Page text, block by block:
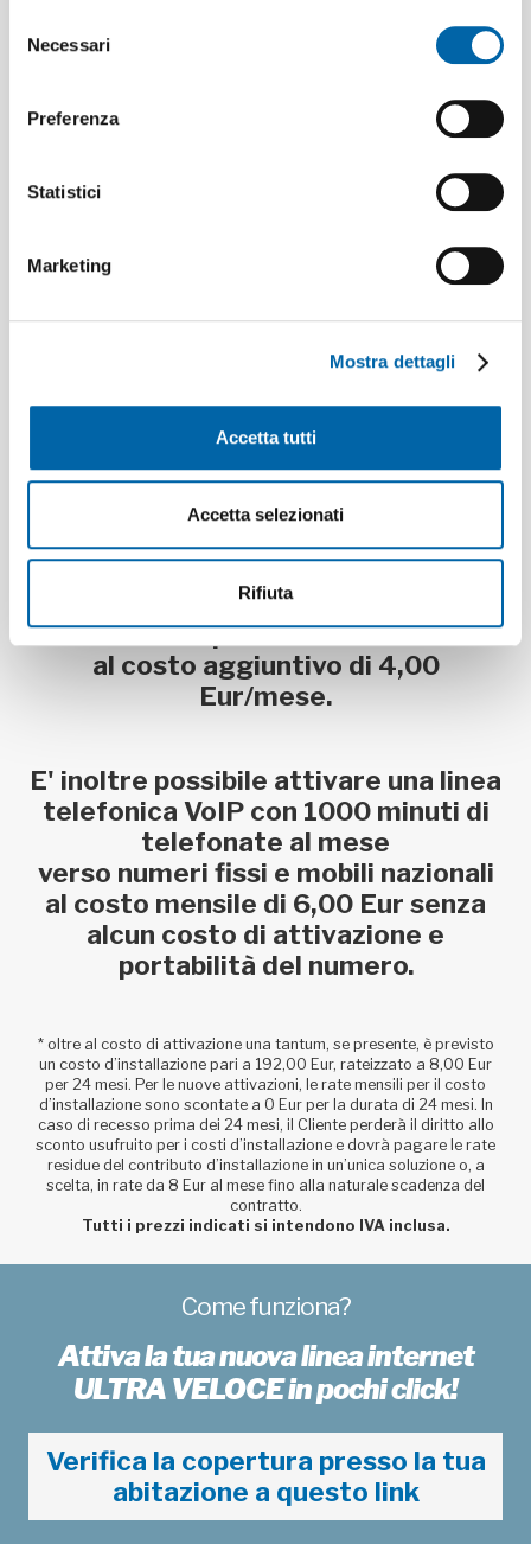
delNecessari
Preferenza
Statistici
Marketing
Mostra dettagli
Accetta tutti
Accetta selezionati
Rifiuta
Attivala subito!
Per tutte le connessioni è possibile
richiedere un indirizzo IPv4 Statico
pubblico
al costo aggiuntivo di 4,00
Eur/mese.
E' inoltre possibile attivare una linea
telefonica VoIP con 1000 minuti di
telefonate al mese
verso numeri fissi e mobili nazionali
al costo mensile di 6,00 Eur senza
alcun costo di attivazione e
portabilità del numero.
* oltre al costo di attivazione una tantum, se presente, è previsto
un costo d’installazione pari a 192,00 Eur, rateizzato a 8,00 Eur
per 24 mesi. Per le nuove attivazioni, le rate mensili per il costo
d’installazione sono scontate a 0 Eur per la durata di 24 mesi. In
caso di recesso prima dei 24 mesi, il Cliente perderà il diritto allo
sconto usufruito per i costi d’installazione e dovrà pagare le rate
residue del contributo d’installazione in un’unica soluzione o, a
scelta, in rate da 8 Eur al mese fino alla naturale scadenza del
contratto.
Tutti i prezzi indicati si intendono IVA inclusa.
Come funziona?
Attiva la tua nuova linea internet
ULTRA VELOCE in pochi click!
Verifica la copertura presso la tua
abitazione a questo link